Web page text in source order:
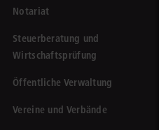
Notariat
Steuerberatung und
Wirtschaftsprüfung
Öffentliche Verwaltung
Vereine und Verbände